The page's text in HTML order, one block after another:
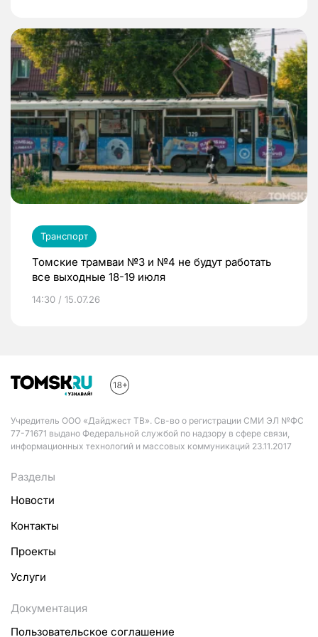
Транспорт
Томские трамваи №3 и №4 не будут работать
все выходные 18-19 июля
14:30 / 15.07.26
Учредитель ООО «Дайджест ТВ». Св-во о регистрации СМИ ЭЛ №ФС
77-71671 выдано Федеральной службой по надзору в сфере связи,
информационных технологий и массовых коммуникаций 23.11.2017
Разделы
Новости
Контакты
Проекты
Услуги
Документация
Пользовательское соглашение